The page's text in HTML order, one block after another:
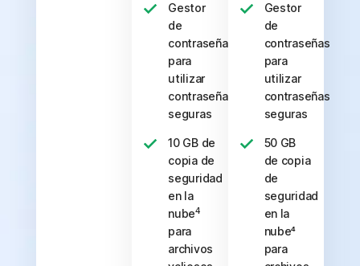
Gestor
de
contraseñas
para
utilizar
contraseñas
seguras
10 GB de
copia de
seguridad
en la
nube4
para
archivos
Gestor
de
contraseñas
para
utilizar
contraseñas
seguras
50 GB
de copia
de
seguridad
en la
nube⁴
para